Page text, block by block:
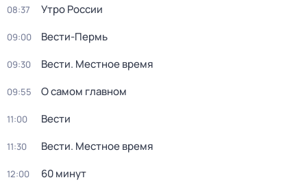
08:37 Утро России
09:00 Вести-Пермь
09:30 Вести. Местное время
09:55 О самом главном
11:00 Вести
11:30 Вести. Местное время
12:00 60 минут